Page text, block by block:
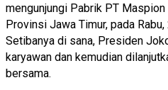
mengunjungi Pabrik PT
Provinsi Jawa Timur, pada
Setibanya di sana, Presiden
karyawan dan kemudian
bersama.